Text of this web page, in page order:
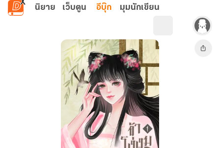
ข้ามไปยังเนื้อหาหลัก
นิยาย เว็บตูน อีบุ๊ก มุมนักเขียน